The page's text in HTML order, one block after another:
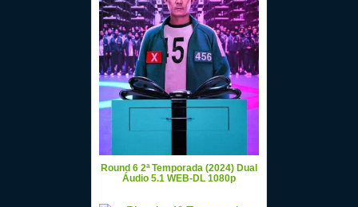
Round 6 2ª Temporada (2024) Dual
Áudio 5.1 WEB-DL 1080p